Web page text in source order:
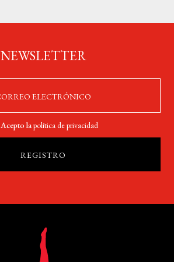
NEWSLETTER
Acepto lapolítica de privacidad